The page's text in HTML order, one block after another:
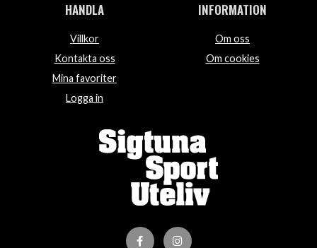
HANDLA
Villkor
Kontakta oss
Mina favoriter
Logga in
INFORMATION
Om oss
Om cookies